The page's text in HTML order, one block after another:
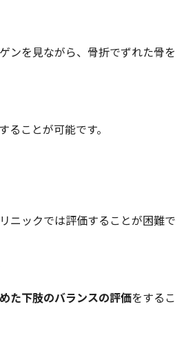
ンを見ながら、骨折でずれた骨を
ることが可能です。
ニックでは評価することが困難で
た下肢のバランスの評価をするこ